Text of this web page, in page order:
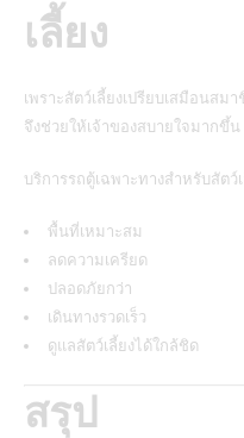
เลี้ยง
เพราะสัตว์เลี้ยงเปรียบเสมือนส
จึงช่วยให้เจ้าของสบายใจมากขึ้น
บริการรถตู้เฉพาะทางสำหรับสัต
พื้นที่เหมาะสม
ลดความเครียด
ปลอดภัยกว่า
เดินทางรวดเร็ว
ดูแลสัตว์เลี้ยงได้ใกล้ชิด
สรุป